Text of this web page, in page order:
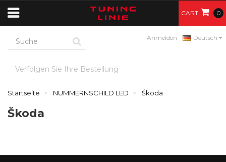
Anmelden Deutsch
CART 0
Verfolgen Sie Ihre Bestellung
Startseite NUMMERNSCHILD LED Škoda
Škoda